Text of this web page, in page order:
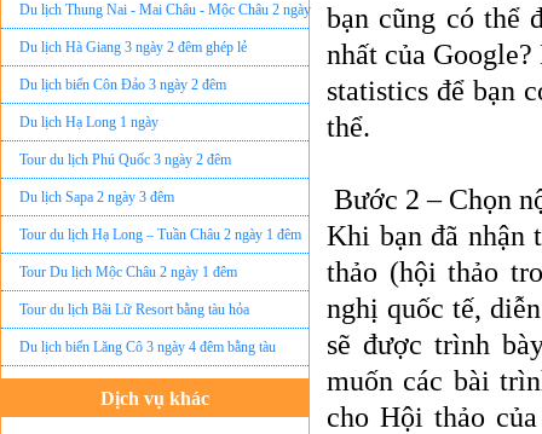
Du lịch Thung Nai - Mai Châu - Mộc Châu 2 ngày
ghép lẻ
Du lịch Hà Giang 3 ngày 2 đêm ghép lẻ
Du lịch biển Côn Đảo 3 ngày 2 đêm
Du lịch Hạ Long 1 ngày
Tour du lịch Phú Quốc 3 ngày 2 đêm
Du lịch Sapa 2 ngày 3 đêm
Tour du lịch Hạ Long – Tuần Châu 2 ngày 1 đêm
Tour Du lịch Mộc Châu 2 ngày 1 đêm
Tour du lịch Bãi Lữ Resort bằng tàu hỏa
Du lịch biển Lăng Cô 3 ngày 4 đêm bằng tàu
Dịch vụ khác
Đặt vé máy bay giá rẻ
Tour du lịch lễ hội
bạn cũng có thể
nhất của
statistics để bạn
thể.
Bước 2 – Chọn
Khi bạn đã nhận
thảo (hội thảo
nghị quốc tế,
sẽ được trình
muốn các bài
cho Hội thảo